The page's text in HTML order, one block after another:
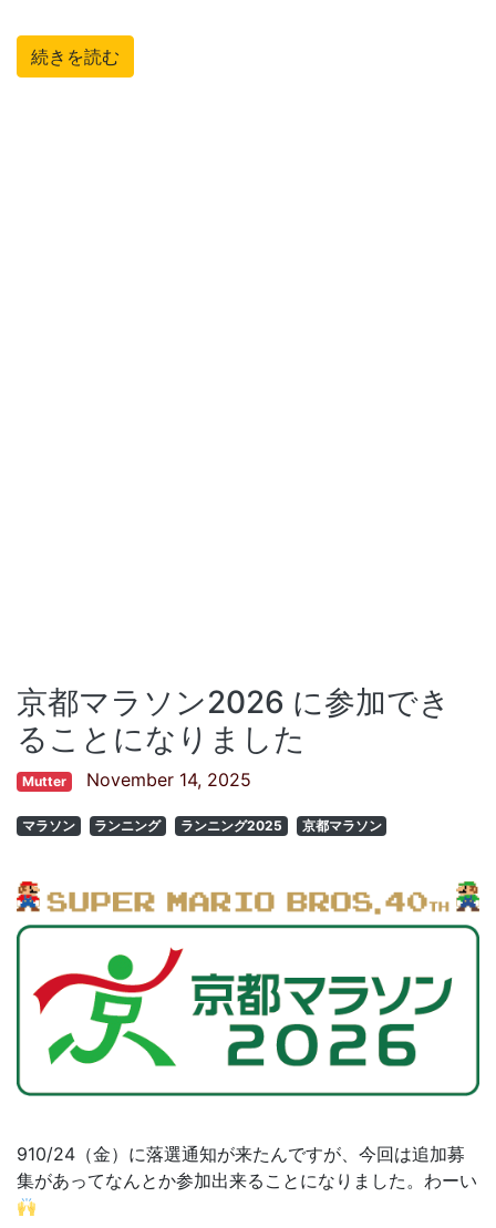
続きを読む
京都マラソン2026 に参加でき
ることになりました
Mutter November 14, 2025
マラソン ランニング ランニング2025 京都マラソン
910/24（金）に落選通知が来たんですが、今回は追加募
集があってなんとか参加出来ることになりました。わーい